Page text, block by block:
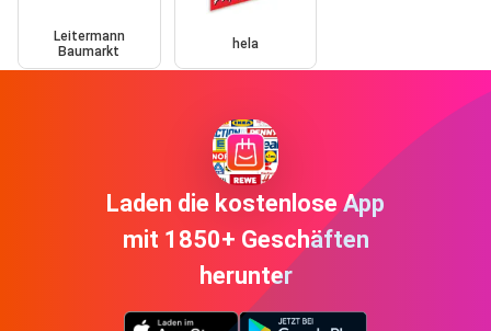
Leitermann
Baumarkt
hela
Laden die kostenlose App
mit 1850+ Geschäften
herunter